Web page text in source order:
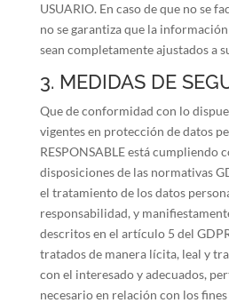
USUARIO. En caso de que no se
no se garantiza que la
sean completamente ajustados a
3. MEDIDAS DE
Que de conformidad con lo
vigentes en protección de datos
RESPONSABLE está cumpliendo
disposiciones de las normativas
el tratamiento de los datos
responsabilidad, y
descritos en el artículo 5 del
tratados de manera lícita, leal y
con el interesado y adecuados,
necesario en relación con los